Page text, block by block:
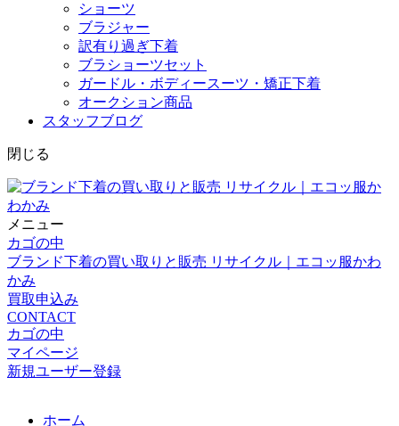
ショーツ
ブラジャー
訳有り過ぎ下着
ブラショーツセット
ガードル・ボディースーツ・矯正下着
オークション商品
スタッフブログ
閉じる
メニュー
カゴの中
ブランド下着の買い取りと販売 リサイクル｜エコッ服かわ
かみ
買取申込み
CONTACT
カゴの中
マイページ
新規ユーザー登録
ホーム